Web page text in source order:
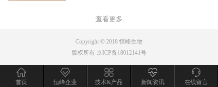
查看更多
Copyright © 2018 恒峰生物
版权所有 京ICP备18012141号
首页 恒峰企业 技术&产品 新闻资讯 在线留言